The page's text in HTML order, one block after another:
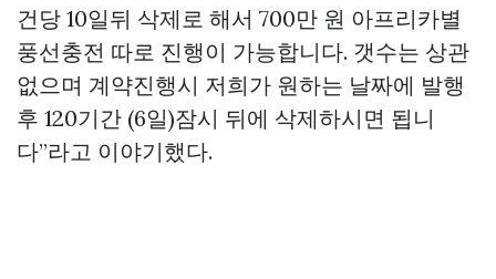
건당 10일뒤 삭제로 해서 700만 원 아프리카별
풍선충전 따로 진행이 가능합니다. 갯수는 상관
없으며 계약진행시 저희가 원하는 날짜에 발행
후 120기간 (6일)잠시 뒤에 삭제하시면 됩니
다”라고 이야기했다.